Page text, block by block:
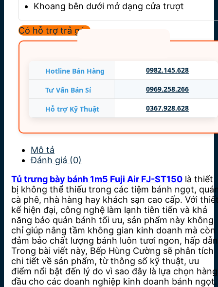
Khoang bên dưới mở dạng cửa trượt
Kích thước: 1500 x 700 x 1100 mm
Nguồn điện: 220V/50Hz/1P
– Mặt dưới bằng đá Marble màu tùy chọn
– Kính 2 lớp hút chân không
– Sấy kính 3 mặt chống đọng sương
– Bao gồm 2 khoang
+ Phần trên: 192 lít
– Máy nén thương hiệu Secorp bền bỉ
– Đồng hồ cài đặt touch control hiện đại
Nhập khẩu mới 100%
Sản xuất: Fuji Air China
Có hỗ trợ trả góp
Hotline Bán Hàng 0982.145.628
Tư Vấn Bán Sỉ 0969.258.266
Hỗ trợ Kỹ Thuật 0367.928.628
Mô tả
Đánh giá (0)
Tủ trưng bày bánh 1m5 Fuji Air FJ-ST150 là thiết
bị không thể thiếu trong các tiệm bánh ngọt,
cà phê, nhà hàng hay khách sạn cao cấp. Với
kế hiện đại, công nghệ làm lạnh tiên tiến và khả
năng bảo quản bánh tối ưu, sản phẩm này không
chỉ giúp nâng tầm không gian kinh doanh mà còn
đảm bảo chất lượng bánh luôn tươi ngon, hấp
Trong bài viết này, Bếp Hùng Cường sẽ phân tích
chi tiết về sản phẩm, từ thông số kỹ thuật, ưu
điểm nổi bật đến lý do vì sao đây là lựa chọn hàng
đầu cho các doanh nghiệp kinh doanh bánh ngọt.